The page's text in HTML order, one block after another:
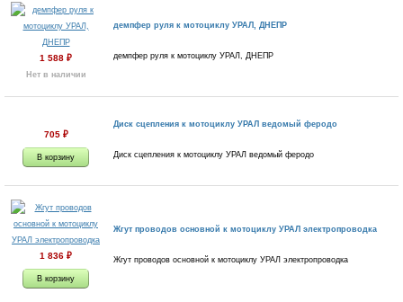
1 588 ₽
Нет в наличии
демпфер руля к мотоциклу УРАЛ, ДНЕПР
демпфер руля к мотоциклу УРАЛ, ДНЕПР
705 ₽
Диск сцепления к мотоциклу УРАЛ ведомый феродо
Диск сцепления к мотоциклу УРАЛ ведомый феродо
1 836 ₽
Жгут проводов основной к мотоциклу УРАЛ электропроводка
Жгут проводов основной к мотоциклу УРАЛ электропроводка